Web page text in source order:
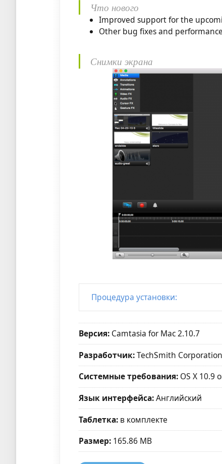
Что нового
Improved support for the
Other bug fixes and
Снимки экрана
Процедура установки:
Версия: Camtasia for Mac 2.10.7
Разработчик:TechSmith Corporation
Системные требования: OS X 10.9
Язык интерфейса:Английский
Таблетка: в комплекте
Размер: 165.86 MB